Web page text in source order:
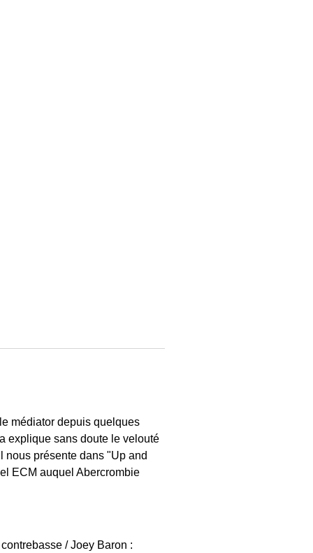
médiator depuis quelques
explique sans doute le velouté
nous présente dans "Up and
ECM auquel Abercrombie
/ Joey Baron :